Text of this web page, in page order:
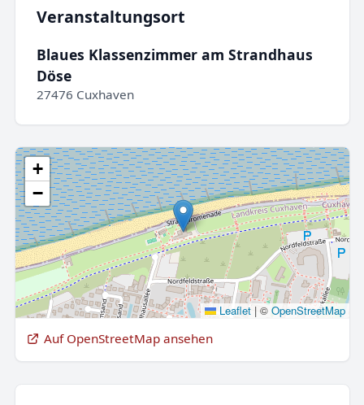
Veranstaltungsort
Blaues Klassenzimmer am Strandhaus
Döse
27476 Cuxhaven
+
−
Leaflet |© OpenStreetMap
Auf OpenStreetMap ansehen